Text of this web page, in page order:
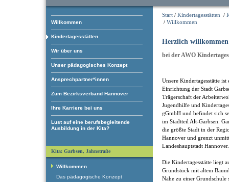
Willkommen
Kindertagesstätten
Wir über uns
Unser pädagogisches Konzept
Ansprechpartner*innen
Zum Bezirksverband Hannover
Ihre Karriere bei uns
Lust auf eine berufsbegleitende
Ausbildung in der Kita?
Start / Kindertagesstätten /
/ Willkommen
Herzlich willkommen
bei der AWO
Unsere Kindertagesstätte ist
Einrichtung der Stadt
Trägerschaft der
Jugendhilfe und
gGmbH und befindet sich
im Stadtteil Alt-Garbsen.
die größte Stadt in der
Hannover und grenzt
Landeshauptstadt Hannover.
Die Kindertagesstätte liegt
Grundstück mit altem
Nähe zu einer
Kita: Garbsen, Jahnstraße
Willkommen
Das pädagogische Konzept